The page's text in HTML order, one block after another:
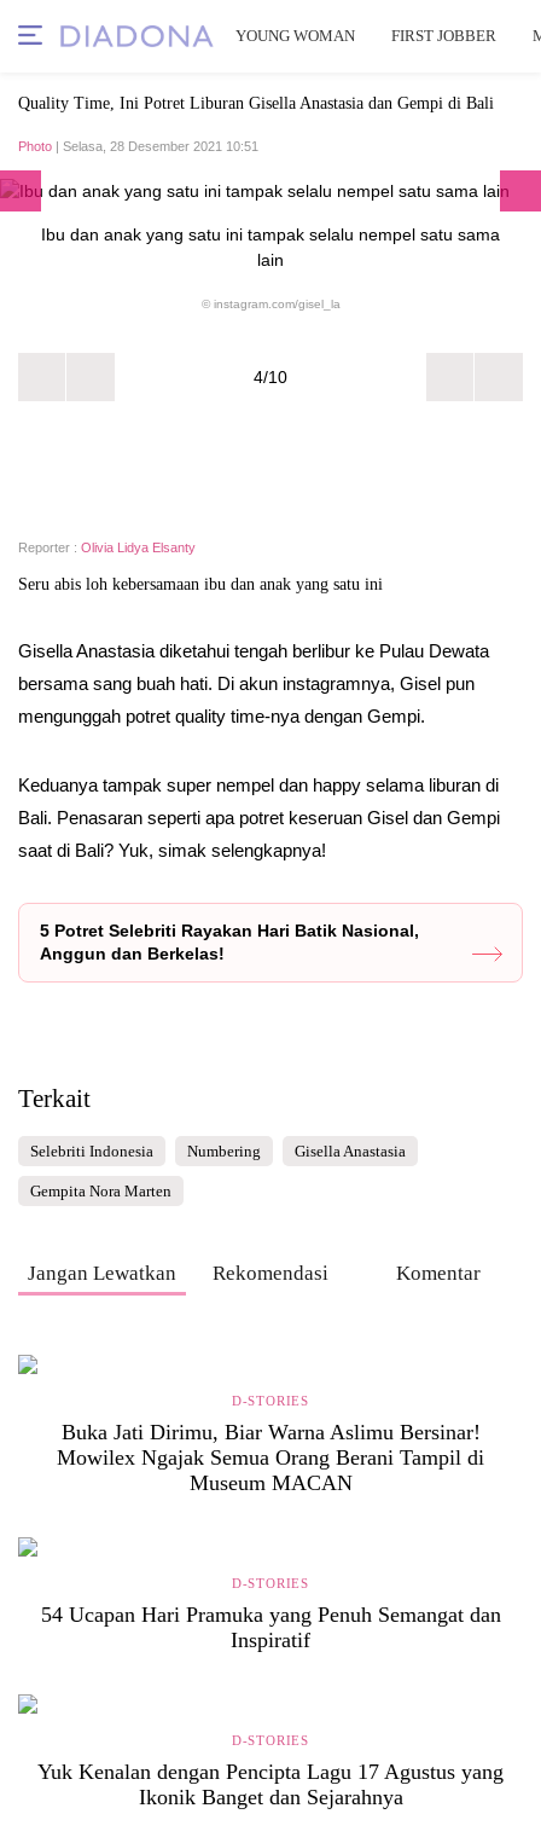
YOUNG WOMAN FIRST JOBBER
Quality Time, Ini Potret Liburan Gisella Anastasia dan Gempi di Bali
Photo | Selasa, 28 Desember 2021 10:51
Ibu dan anak yang satu ini tampak selalu nempel satu sama
lain
© instagram.com/gisel_la
4/10
Reporter : Olivia Lidya Elsanty
Seru abis loh kebersamaan ibu dan anak yang satu ini
Gisella Anastasia diketahui tengah berlibur ke Pulau Dewata
bersama sang buah hati. Di akun instagramnya, Gisel pun
mengunggah potret quality time-nya dengan Gempi.
Keduanya tampak super nempel dan happy selama liburan di
Bali. Penasaran seperti apa potret keseruan Gisel dan Gempi
saat di Bali? Yuk, simak selengkapnya!
5 Potret Selebriti Rayakan Hari Batik Nasional,
Anggun dan Berkelas!
Terkait
Selebriti Indonesia Numbering Gisella Anastasia
Gempita Nora Marten
Jangan Lewatkan Rekomendasi Komentar
D-STORIES
Buka Jati Dirimu, Biar Warna Aslimu Bersinar!
Mowilex Ngajak Semua Orang Berani Tampil di
Museum MACAN
D-STORIES
54 Ucapan Hari Pramuka yang Penuh Semangat dan
Inspiratif
D-STORIES
Yuk Kenalan dengan Pencipta Lagu 17 Agustus yang
Ikonik Banget dan Sejarahnya